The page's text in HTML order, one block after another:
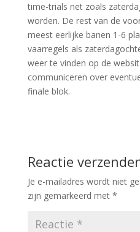
time-trials net zoals
worden. De rest van de
meest eerlijke banen 1-6
vaarregels als
weer te vinden op de
communiceren over
finale blok.
Reactie
Je e-mailadres wordt niet
zijn gemarkeerd met *